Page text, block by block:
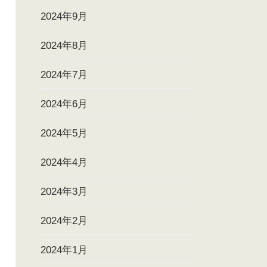
2024年9月
2024年8月
2024年7月
2024年6月
2024年5月
2024年4月
2024年3月
2024年2月
2024年1月